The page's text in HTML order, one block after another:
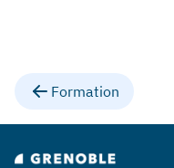
Formation